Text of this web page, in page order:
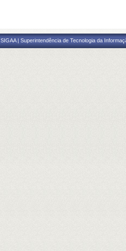
SIGAA | Superintendência de Tecnologia da